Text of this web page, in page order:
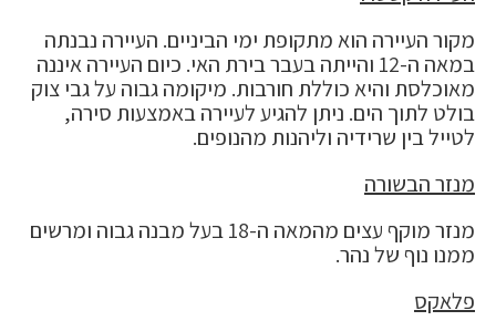
מקור העיירה הוא מתקופת ימי הביניים. העיירה נבנתה
במאה ה-12 והייתה בעבר בירת האי. כיום העיירה איננה
מאוכלסת והיא כוללת חורבות. מיקומה גבוה על גבי צוק
בולט לתוך הים. ניתן להגיע לעיירה באמצעות סירה,
לטייל בין שרידיה וליהנות מהנופים.
מנזר הבשורה
מנזר מוקף עצים מהמאה ה-18 בעל מבנה גבוה ומרשים
ממנו נוף של נהר.
פלאקס